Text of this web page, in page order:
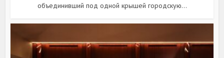
объединивший под одной крышей городскую...